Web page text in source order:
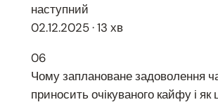
наступний
02.12.2025 · 13 хв
06
Чому заплановане задоволення
приносить очікуваного кайфу і як